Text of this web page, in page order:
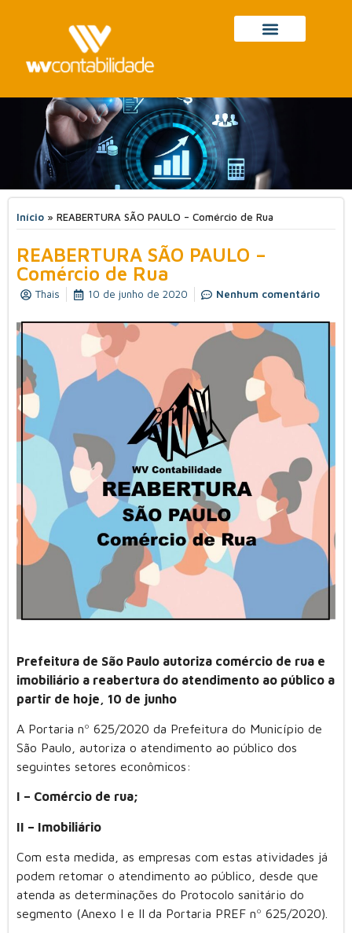
Início » REABERTURA SÃO PAULO – Comércio de Rua
REABERTURA SÃO PAULO –
Comércio de Rua
Thais 10 de junho de 2020 Nenhum comentário
Prefeitura de São Paulo autoriza comércio de rua e
imobiliário a reabertura do atendimento ao público a
partir de hoje, 10 de junho
A Portaria nº 625/2020 da Prefeitura do Município de
São Paulo, autoriza o atendimento ao público dos
seguintes setores econômicos:
I – Comércio de rua;
II – Imobiliário
Com esta medida, as empresas com estas atividades já
podem retomar o atendimento ao público, desde que
atenda as determinações do Protocolo sanitário do
segmento (Anexo I e II da Portaria PREF nº 625/2020).